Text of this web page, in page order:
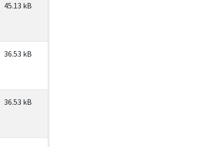
45.13 kB
36.53 kB
36.53 kB